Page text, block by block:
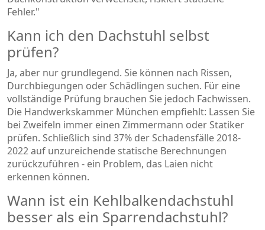
Fehler."
Kann ich den Dachstuhl selbst
prüfen?
Ja, aber nur grundlegend. Sie können nach Rissen,
Durchbiegungen oder Schädlingen suchen. Für eine
vollständige Prüfung brauchen Sie jedoch Fachwissen.
Die Handwerkskammer München empfiehlt: Lassen Sie
bei Zweifeln immer einen Zimmermann oder Statiker
prüfen. Schließlich sind 37% der Schadensfälle 2018-
2022 auf unzureichende statische Berechnungen
zurückzuführen - ein Problem, das Laien nicht
erkennen können.
Wann ist ein Kehlbalkendachstuhl
besser als ein Sparrendachstuhl?